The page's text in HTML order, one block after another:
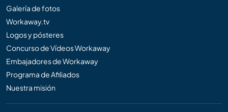
Galería de fotos
Workaway.tv
Logos y pósteres
Concurso de Vídeos Workaway
Embajadores de Workaway
Programa de Afiliados
Nuestra misión